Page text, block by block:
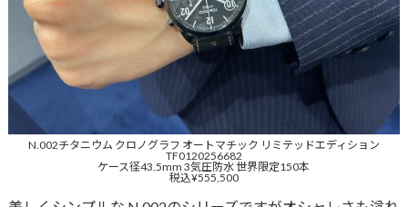
N.002チタニウム クロノグラフ オートマチック リミテッドエディション
TF0120256682
ケース径43.5mm 3気圧防水 世界限定150本
税込¥555,500